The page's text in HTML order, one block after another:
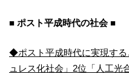
■ ポスト平成時代の社会 ■
◆ポスト平成時代に実現す
ュレス化社会」2位「人工光